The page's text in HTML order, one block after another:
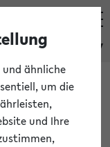
eKVV
die Ihnen
Verfügung
und ähnliche
um die
und Ihre